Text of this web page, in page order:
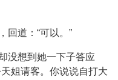
回道：“可以。”
没想到她一下子答应
姐请客。你说说自打大